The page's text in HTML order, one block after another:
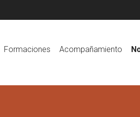
Formaciones Acompañamiento